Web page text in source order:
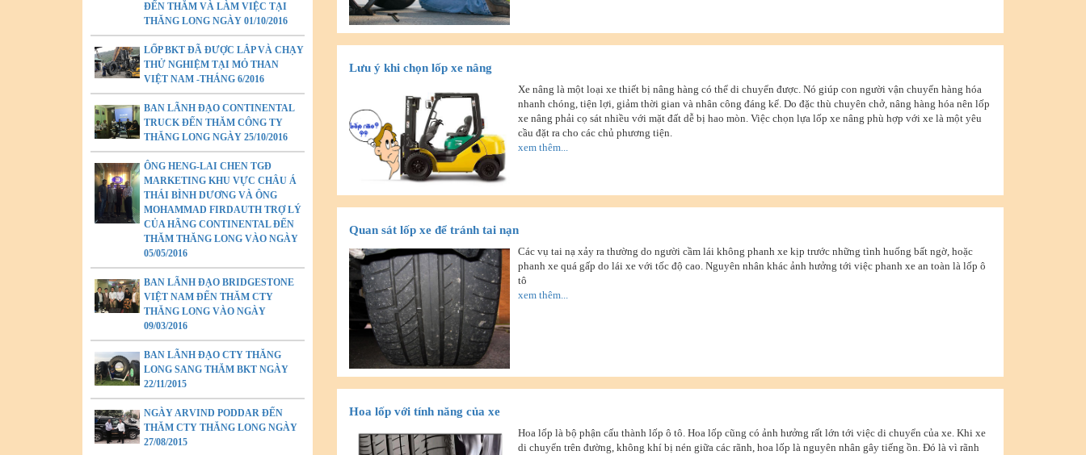
ĐẾN THĂM VÀ LÀM VIỆC TẠI
THĂNG LONG NGÀY 01/10/2016
LỐP BKT ĐÃ ĐƯỢC LẮP VÀ CHẠY
THỬ NGHIỆM TẠI MỎ THAN
VIỆT NAM -THÁNG 6/2016
BAN LÃNH ĐẠO CONTINENTAL
TRUCK ĐẾN THĂM CÔNG TY
THĂNG LONG NGÀY 25/10/2016
ÔNG HENG-LAI CHEN TGĐ
MARKETING KHU VỰC CHÂU Á
THÁI BÌNH DƯƠNG VÀ ÔNG
MOHAMMAD FIRDAUTH TRỢ LÝ
CỦA HÃNG CONTINENTAL ĐẾN
THĂM THĂNG LONG VÀO NGÀY
05/05/2016
BAN LÃNH ĐẠO BRIDGESTONE
VIỆT NAM ĐẾN THĂM CTY
THĂNG LONG VÀO NGÀY
09/03/2016
BAN LÃNH ĐẠO CTY THĂNG
LONG SANG THĂM BKT NGÀY
22/11/2015
NGÀY ARVIND PODDAR ĐẾN
THĂM CTY THĂNG LONG NGÀY
27/08/2015
Lưu ý khi chọn lốp xe nâng
Xe nâng là một loại xe thiết bị nâng hàng có thể di chuyển được. Nó giúp con người vận chuyển hàng hóa
nhanh chóng, tiện lợi, giảm thời gian và nhân công đáng kể. Do đặc thù chuyên chở, nâng hàng hóa nên lốp
xe nâng phải cọ sát nhiều với mặt đất dễ bị hao mòn. Việc chọn lựa lốp xe nâng phù hợp với xe là một yêu
cầu đặt ra cho các chủ phương tiện.
xem thêm...
Quan sát lốp xe để tránh tai nạn
Các vụ tai nạ xảy ra thường do người cầm lái không phanh xe kịp trước những tình huống bất ngờ, hoặc
phanh xe quá gấp do lái xe với tốc độ cao. Nguyên nhân khác ảnh hưởng tới việc phanh xe an toàn là lốp ô
tô
xem thêm...
Hoa lốp với tính năng của xe
Hoa lốp là bộ phận cấu thành lốp ô tô. Hoa lốp cũng có ảnh hưởng rất lớn tới việc di chuyển của xe. Khi xe
di chuyển trên đường, không khí bị nén giữa các rãnh, hoa lốp là nguyên nhân gây tiếng ồn. Đó là vì rãnh